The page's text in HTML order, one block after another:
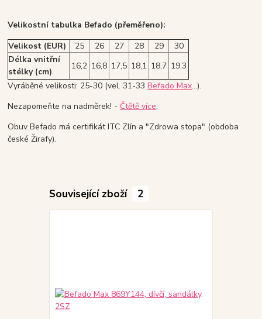
Velikostní tabulka Befado (přeměřeno):
Velikost (EUR)
25 26 27 28 29
30
Délka vnitřní
stélky (cm)
16,2 16,8 17,5 18,1 18,7 19,3
Vyráběné velikosti: 25-30 (vel. 31-33Befado Max...).
Nezapomeňte na nadměrek! - Čtětě více.
Obuv Befado má certifikát ITC Zlín a "Zdrowa stopa" (obdoba
české Žirafy).
Související zboží 2